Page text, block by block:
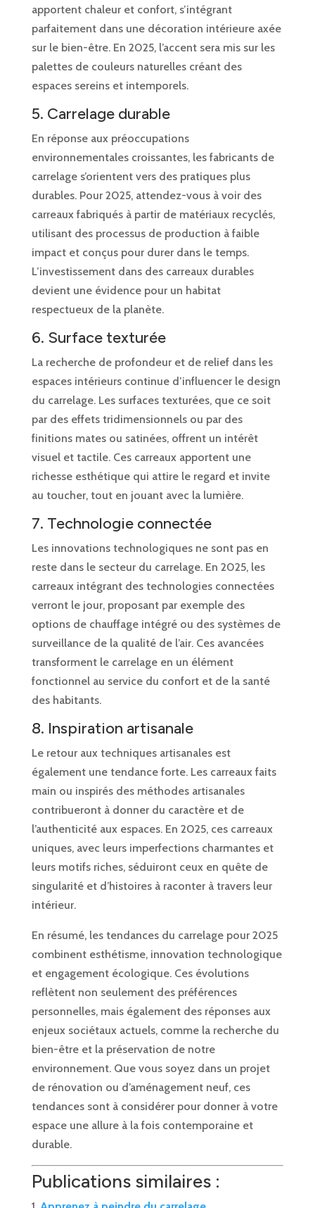
apportent chaleur et confort, s’intégrant
parfaitement dans une décoration intérieure axée
sur le bien-être. En 2025, l’accent sera mis sur les
palettes de couleurs naturelles créant des
espaces sereins et intemporels.
5. Carrelage durable
En réponse aux préoccupations
environnementales croissantes, les fabricants de
carrelage s’orientent vers des pratiques plus
durables. Pour 2025, attendez-vous à voir des
carreaux fabriqués à partir de matériaux recyclés,
utilisant des processus de production à faible
impact et conçus pour durer dans le temps.
L’investissement dans des carreaux durables
devient une évidence pour un habitat
respectueux de la planète.
6. Surface texturée
La recherche de profondeur et de relief dans les
espaces intérieurs continue d’influencer le design
du carrelage. Les surfaces texturées, que ce soit
par des effets tridimensionnels ou par des
finitions mates ou satinées, offrent un intérêt
visuel et tactile. Ces carreaux apportent une
richesse esthétique qui attire le regard et invite
au toucher, tout en jouant avec la lumière.
7. Technologie connectée
Les innovations technologiques ne sont pas en
reste dans le secteur du carrelage. En 2025, les
carreaux intégrant des technologies connectées
verront le jour, proposant par exemple des
options de chauffage intégré ou des systèmes de
surveillance de la qualité de l’air. Ces avancées
transforment le carrelage en un élément
fonctionnel au service du confort et de la santé
des habitants.
8. Inspiration artisanale
Le retour aux techniques artisanales est
également une tendance forte. Les carreaux faits
main ou inspirés des méthodes artisanales
contribueront à donner du caractère et de
l’authenticité aux espaces. En 2025, ces carreaux
uniques, avec leurs imperfections charmantes et
leurs motifs riches, séduiront ceux en quête de
singularité et d’histoires à raconter à travers leur
intérieur.
En résumé, les tendances du carrelage pour 2025
combinent esthétisme, innovation technologique
et engagement écologique. Ces évolutions
reflètent non seulement des préférences
personnelles, mais également des réponses aux
enjeux sociétaux actuels, comme la recherche du
bien-être et la préservation de notre
environnement. Que vous soyez dans un projet
de rénovation ou d’aménagement neuf, ces
tendances sont à considérer pour donner à votre
espace une allure à la fois contemporaine et
durable.
Publications similaires :